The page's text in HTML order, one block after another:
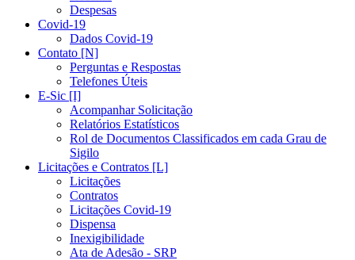
Despesas
Covid-19
Dados Covid-19
Contato [N]
Perguntas e Respostas
Telefones Úteis
E-Sic [I]
Acompanhar Solicitação
Relatórios Estatísticos
Rol de Documentos Classificados em cada Grau de
Sigilo
Licitações e Contratos [L]
Licitações
Contratos
Licitações Covid-19
Dispensa
Inexigibilidade
Ata de Adesão - SRP